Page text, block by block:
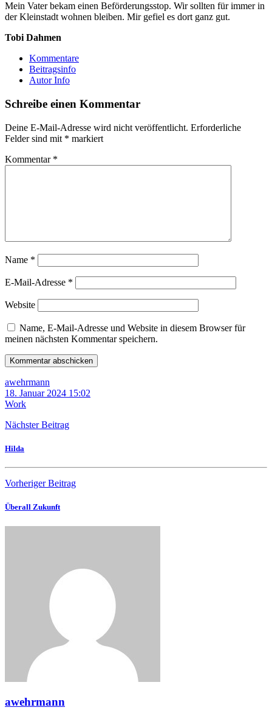
Mein Vater bekam einen Beförderungsstop. Wir sollten für immer in
der Kleinstadt wohnen bleiben. Mir gefiel es dort ganz gut.
Tobi Dahmen
Kommentare
Beitragsinfo
Autor Info
Schreibe einen Kommentar
Deine E-Mail-Adresse wird nicht veröffentlicht. Erforderliche
Felder sind mit * markiert
Kommentar *
Name *
E-Mail-Adresse *
Website
Name, E-Mail-Adresse und Website in diesem Browser für
meinen nächsten Kommentar speichern.
awehrmann
18. Januar 2024 15:02
Work
Nächster Beitrag
Hilda
Vorheriger Beitrag
Überall Zukunft
awehrmann